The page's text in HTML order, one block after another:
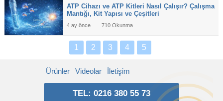
ATP Cihazı ve ATP Kitleri Nasıl Çalışır? Çalışma
Mantığı, Kit Yapısı ve Çeşitleri
4 ay önce 710 Okunma
1 2 3 4 5
Ürünler Videolar İletişim
TEL: 0216 380 55 73